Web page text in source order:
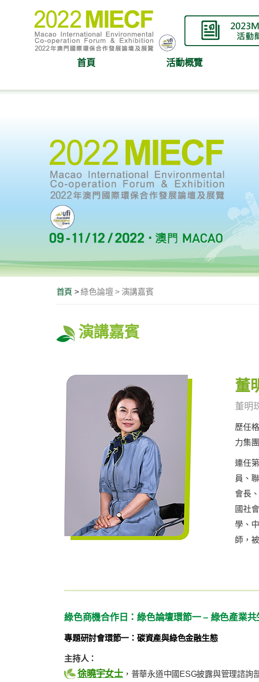
首頁 活動概覽
首頁 >綠色論壇 > 演講嘉賓
演講嘉賓
董
董明
歷任
力集
連任
員、
會長
國社
學、
師，
綠色商機合作日：綠色論壇環節一 – 綠色產業
專題研討會環節一：碳資產與綠色金融生態
主持人：
徐曉宇女士，普華永道中國ESG披露與管理諮詢